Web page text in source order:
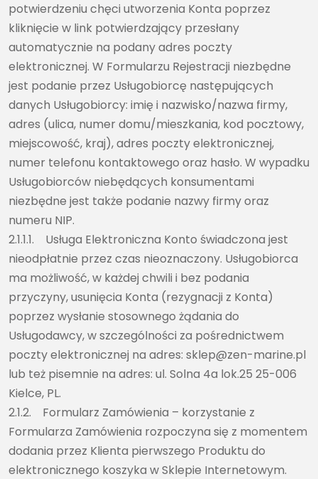
potwierdzeniu chęci utworzenia Konta poprzez
kliknięcie w link potwierdzający przesłany
automatycznie na podany adres poczty
elektronicznej. W Formularzu Rejestracji niezbędne
jest podanie przez Usługobiorcę następujących
danych Usługobiorcy: imię i nazwisko/nazwa firmy,
adres (ulica, numer domu/mieszkania, kod pocztowy,
miejscowość, kraj), adres poczty elektronicznej,
numer telefonu kontaktowego oraz hasło. W wypadku
Usługobiorców niebędących konsumentami
niezbędne jest także podanie nazwy firmy oraz
numeru NIP.
2.1.1.1. Usługa Elektroniczna Konto świadczona jest
nieodpłatnie przez czas nieoznaczony. Usługobiorca
ma możliwość, w każdej chwili i bez podania
przyczyny, usunięcia Konta (rezygnacji z Konta)
poprzez wysłanie stosownego żądania do
Usługodawcy, w szczególności za pośrednictwem
poczty elektronicznej na adres: sklep@zen-marine.pl
lub też pisemnie na adres: ul. Solna 4a lok.25 25-006
Kielce, PL.
2.1.2. Formularz Zamówienia – korzystanie z
Formularza Zamówienia rozpoczyna się z momentem
dodania przez Klienta pierwszego Produktu do
elektronicznego koszyka w Sklepie Internetowym.